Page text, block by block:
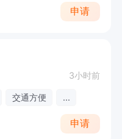
申请
3小时前
交通方便 ...
申请